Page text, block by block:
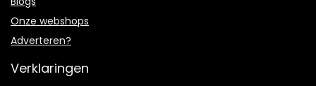
Onze webshops
Adverteren?
Verklaringen